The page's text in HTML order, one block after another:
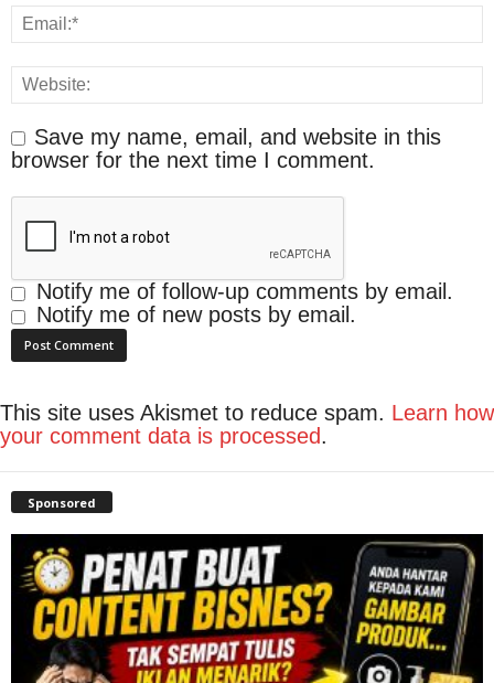
Save my name, email, and website in this
browser for the next time I comment.
Notify me of follow-up comments by email.
Notify me of new posts by email.
This site uses Akismet to reduce spam. Learn how
your comment data is processed.
Sponsored